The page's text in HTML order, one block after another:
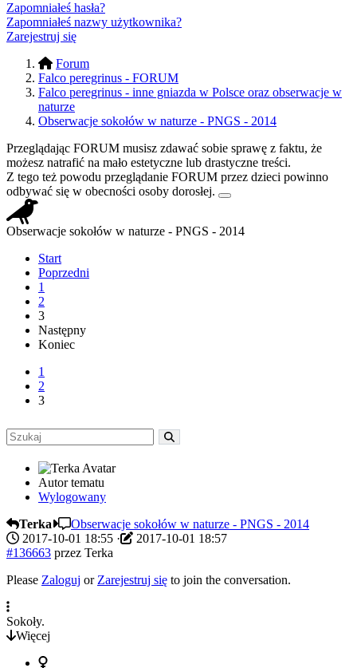
Zapomniałeś hasła?
Zapomniałeś nazwy użytkownika?
Zarejestruj się
Forum
Falco peregrinus - FORUM
Falco peregrinus - inne gniazda w Polsce oraz obserwacje w
naturze
Obserwacje sokołów w naturze - PNGS - 2014
Przeglądając FORUM musisz zdawać sobie sprawę z faktu, że
możesz natrafić na mało estetyczne lub drastyczne treści.
Z tego też powodu przeglądanie FORUM przez dzieci powinno
odbywać się w obecności osoby dorosłej.
Obserwacje sokołów w naturze - PNGS - 2014
Start
Poprzedni
1
2
3
Następny
Koniec
1
2
3
Autor tematu
Wylogowany
Terka
Obserwacje sokołów w naturze - PNGS - 2014
2017-10-01 18:55 ·
2017-10-01 18:57
#136663 przez Terka
Please Zaloguj or Zarejestruj się to join the conversation.
Sokoły.
Więcej